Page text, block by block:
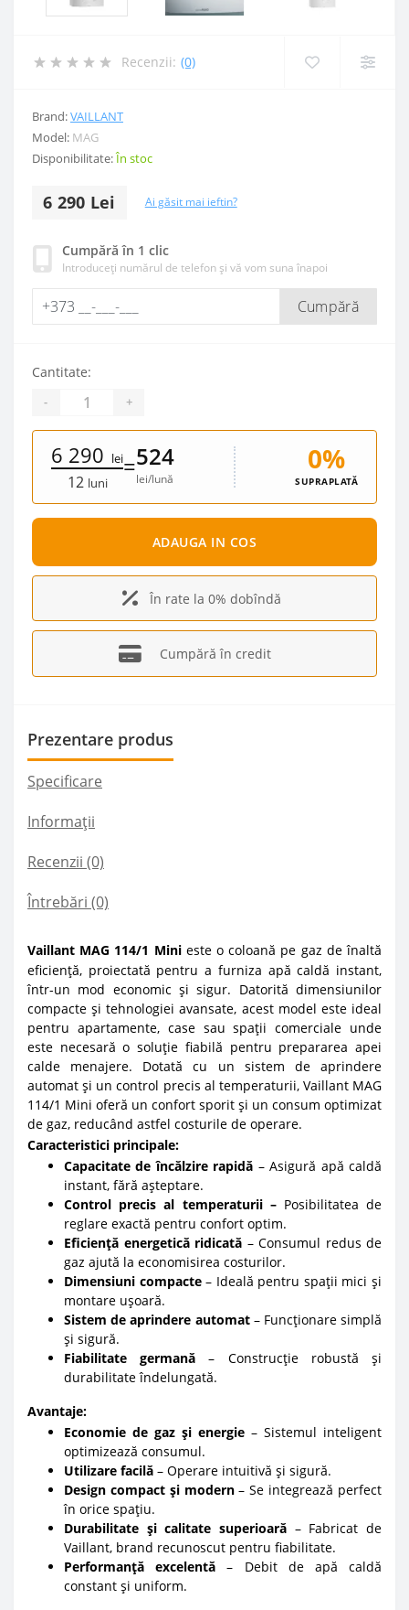
Recenzii: (0)
Brand:VAILLANT
Model: MAG
Disponibilitate:În stoc
6 290 Lei Ai găsit mai ieftin?
Cumpără în 1 clic
Introduceți numărul de telefon și vă vom suna înapoi
Cumpără
Cantitate:
- +
6 290 lei
12 luni
=524
lei/lună
0%
SUPRAPLATĂ
ADAUGA IN COS
În rate la 0% dobîndă
Cumpără în credit
Prezentare produs
Specificare
Informații
Recenzii (0)
Întrebări (0)
Vaillant MAG 114/1 Minieste o coloană pe gaz de înaltă
eficiență, proiectată pentru a furniza apă caldă instant,
într-un mod economic și sigur. Datorită dimensiunilor
compacte și tehnologiei avansate, acest model este ideal
pentru apartamente, case sau spații comerciale unde
este necesară o soluție fiabilă pentru prepararea apei
calde menajere. Dotată cu un sistem de aprindere
automat și un control precis al temperaturii, Vaillant MAG
114/1 Mini oferă un confort sporit și un consum optimizat
de gaz, reducând astfel costurile de operare.
Caracteristici principale:
Capacitate de încălzire rapidă – Asigură apă caldă
instant, fără așteptare.
Control precis al temperaturii –Posibilitatea de
reglare exactă pentru confort optim.
Eficiență energetică ridicată – Consumul redus de
gaz ajută la economisirea costurilor.
Dimensiuni compacte– Ideală pentru spații mici și
montare ușoară.
Sistem de aprindere automat– Funcționare simplă
și sigură.
Fiabilitate germană– Construcție robustă și
durabilitate îndelungată.
Avantaje:
Economie de gaz și energie – Sistemul inteligent
optimizează consumul.
Utilizare facilă – Operare intuitivă și sigură.
Design compact și modern– Se integrează perfect
în orice spațiu.
Durabilitate și calitate superioară – Fabricat de
Vaillant, brand recunoscut pentru fiabilitate.
Performanță excelentă – Debit de apă caldă
constant și uniform.